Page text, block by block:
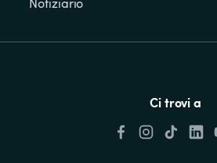
Ci trovi a